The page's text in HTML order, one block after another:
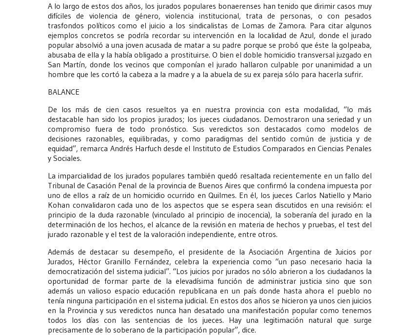
A lo largo de estos dos años, los jurados populares bonaerenses han tenido que dirimir casos muy
difíciles de violencia de género, violencia institucional, trata de personas, o con pesados
trasfondos políticos como el juicio a los sindicalistas de Lomas de Zamora. Para citar algunos
ejemplos concretos se podría recordar su intervención en la localidad de Azul, donde el jurado
popular absolvió a una joven acusada de matar a su padre porque se probó que éste la golpeaba,
abusaba de ella y la había obligado a prostituirse. O bien el doble homicidio transversal juzgado en
San Martín, donde los vecinos que componían el jurado hallaron culpable por unanimidad a un
hombre que les cortó la cabeza a la madre y a la abuela de su ex pareja sólo para hacerla sufrir.
BALANCE
De los más de cien casos resueltos ya en nuestra provincia con esta modalidad, “lo más
destacable han sido los propios jurados; los jueces ciudadanos. Demostraron una seriedad y un
compromiso fuera de todo pronóstico. Sus veredictos son destacados como modelos de
decisiones razonables, equilibradas, y como paradigmas del sentido común de justicia y de
equidad”, remarca Andrés Harfuch desde el Instituto de Estudios Comparados en Ciencias Penales
y Sociales.
La imparcialidad de los jurados populares también quedó resaltada recientemente en un fallo del
Tribunal de Casación Penal de la provincia de Buenos Aires que confirmó la condena impuesta por
uno de ellos a raíz de un homicidio ocurrido en Quilmes. En él, los jueces Carlos Natiello y Mario
Kohan convalidaron cada uno de los aspectos que se espera sean discutidos en una revisión: el
principio de la duda razonable (vinculado al principio de inocencia), la soberanía del jurado en la
determinación de los hechos, el alcance de la revisión en materia de hechos y pruebas, el test del
jurado razonable y el test de la valoración independiente, entre otros.
Además de destacar su desempeño, el presidente de la Asociación Argentina de Juicios por
Jurados, Héctor Granillo Fernández, celebra la experiencia como “un paso necesario hacia la
democratización del sistema judicial”. “Los juicios por jurados no sólo abrieron a los ciudadanos la
oportunidad de formar parte de la elevadísima función de administrar justicia sino que son
además un valioso espacio educación republicana en un país donde hasta ahora el pueblo no
tenía ninguna participación en el sistema judicial. En estos dos años se hicieron ya unos cien juicios
en la Provincia y sus veredictos nunca han desatado una manifestación popular como tenemos
todos los días con las sentencias de los jueces. Hay una legitimación natural que surge
precisamente de lo soberano de la participación popular”, dice.